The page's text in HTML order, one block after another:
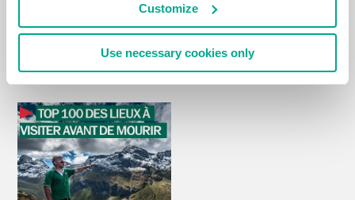
Customize
Use necessary cookies only